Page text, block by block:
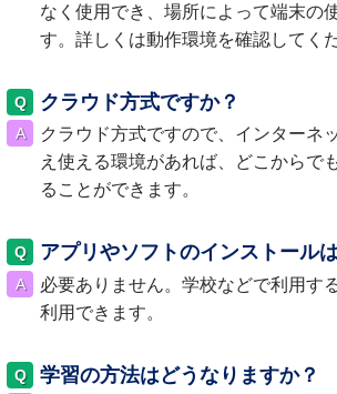
なく使用でき、場所によって端末の
す。詳しくは動作環境を確認してく
クラウド方式ですか？
クラウド方式ですので、インターネ
え使える環境があれば、どこからで
ることができます。
アプリやソフトのインストール
必要ありません。学校などで利用す
利用できます。
学習の方法はどうなりますか？